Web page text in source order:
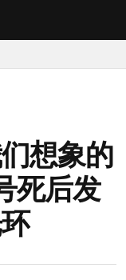
想象的
死后发